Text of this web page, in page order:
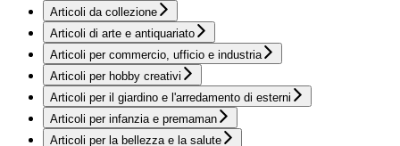
Articoli da collezione
Articoli di arte e antiquariato
Articoli per commercio, ufficio e industria
Articoli per hobby creativi
Articoli per il giardino e l'arredamento di esterni
Articoli per infanzia e premaman
Articoli per la bellezza e la salute